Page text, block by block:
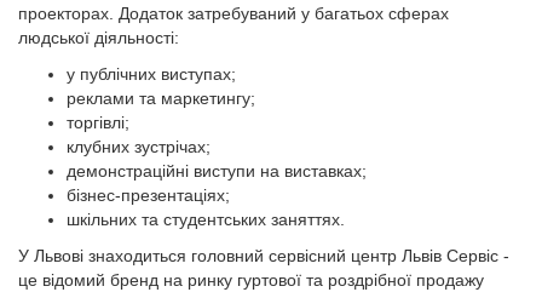
проекторах. Додаток затребуваний у багатьох сферах
людської діяльності:
у публічних виступах;
реклами та маркетингу;
торгівлі;
клубних зустрічах;
демонстраційні виступи на виставках;
бізнес-презентаціях;
шкільних та студентських заняттях.
У Львові знаходиться головний сервісний центр Львів Сервіс -
це відомий бренд на ринку гуртової та роздрібної продажу